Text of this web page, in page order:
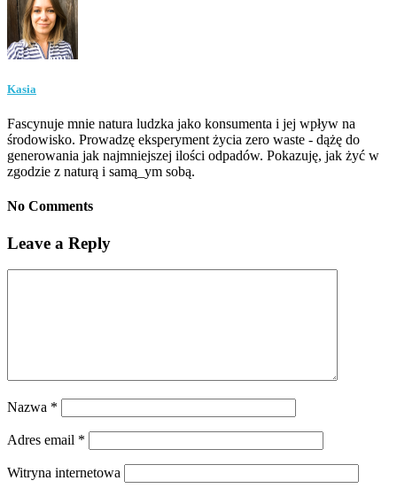
Kasia
Fascynuje mnie natura ludzka jako konsumenta i jej wpływ na
środowisko. Prowadzę eksperyment życia zero waste - dążę do
generowania jak najmniejszej ilości odpadów. Pokazuję, jak żyć w
zgodzie z naturą i samą_ym sobą.
No Comments
Leave a Reply
Nazwa *
Adres email *
Witryna internetowa